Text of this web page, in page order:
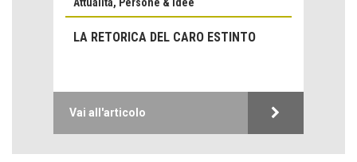
Attualità, Persone & Idee
LA RETORICA DEL CARO ESTINTO
Vai all'articolo
Come difendere la pelle dal sole
Oasi di piacere